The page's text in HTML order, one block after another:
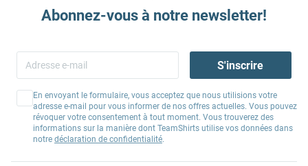
Abonnez-vous à notre newsletter!
S'inscrire
En envoyant le formulaire, vous acceptez que nous utilisions votre
adresse e-mail pour vous informer de nos offres actuelles. Vous pouvez
révoquer votre consentement à tout moment. Vous trouverez des
informations sur la manière dont TeamShirts utilise vos données dans
notre déclaration de confidentialité.